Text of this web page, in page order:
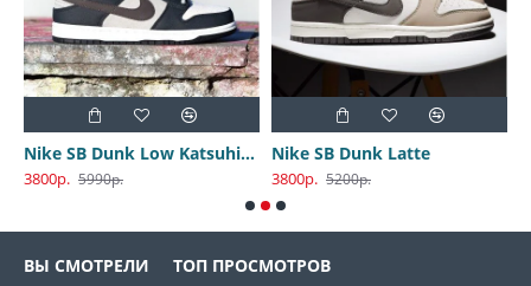
Nike SB Dunk Low Katsuhiro Otomo
3800р. 5990р.
Nike SB Dunk Latte
3800р. 5200р.
ВЫ СМОТРЕЛИ ТОП ПРОСМОТРОВ